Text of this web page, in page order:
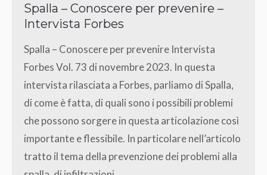
Spalla – Conoscere per prevenire –
Intervista Forbes
Spalla – Conoscere per prevenire Intervista
Forbes Vol. 73 di novembre 2023. In questa
intervista rilasciata a Forbes, parliamo di Spalla,
di come è fatta, di quali sono i possibili problemi
che possono sorgere in questa articolazione così
importante e flessibile. In particolare nell’articolo
tratto il tema della prevenzione dei problemi alla